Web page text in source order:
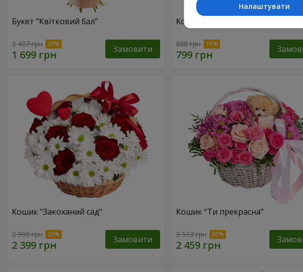
Букет "Квітковий бал"
2 427 грн Замовити
Композиція “Ніжний поцілунок”
888 грн
Кошик "Закоханий сад"
2 999 грн Замовити
Кошик “Ти прекрасна”
3 513 грн
Налаштувати